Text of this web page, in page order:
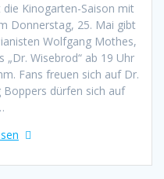
Kinogarten-Saison mit
Donnerstag, 25. Mai gibt
Wolfgang Mothes,
„Dr. Wisebrod“ ab 19 Uhr
Fans freuen sich auf Dr.
Boppers dürfen sich auf